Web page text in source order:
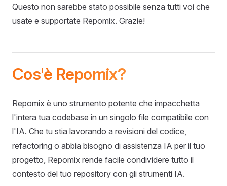
Questo non sarebbe stato possibile senza tutti voi che
usate e supportate Repomix. Grazie!
Cos'è Repomix?
Repomix è uno strumento potente che impacchetta
l'intera tua codebase in un singolo file compatibile con
l'IA. Che tu stia lavorando a revisioni del codice,
refactoring o abbia bisogno di assistenza IA per il tuo
progetto, Repomix rende facile condividere tutto il
contesto del tuo repository con gli strumenti IA.